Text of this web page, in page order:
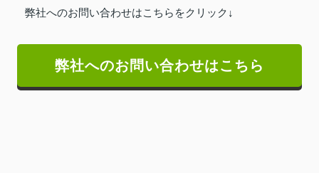
弊社へのお問い合わせはこちらをクリック↓
弊社へのお問い合わせはこちら